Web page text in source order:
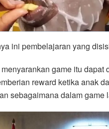
ini pembelajaran yang
game itu
reward ketika anak
sebagaimana dalam game